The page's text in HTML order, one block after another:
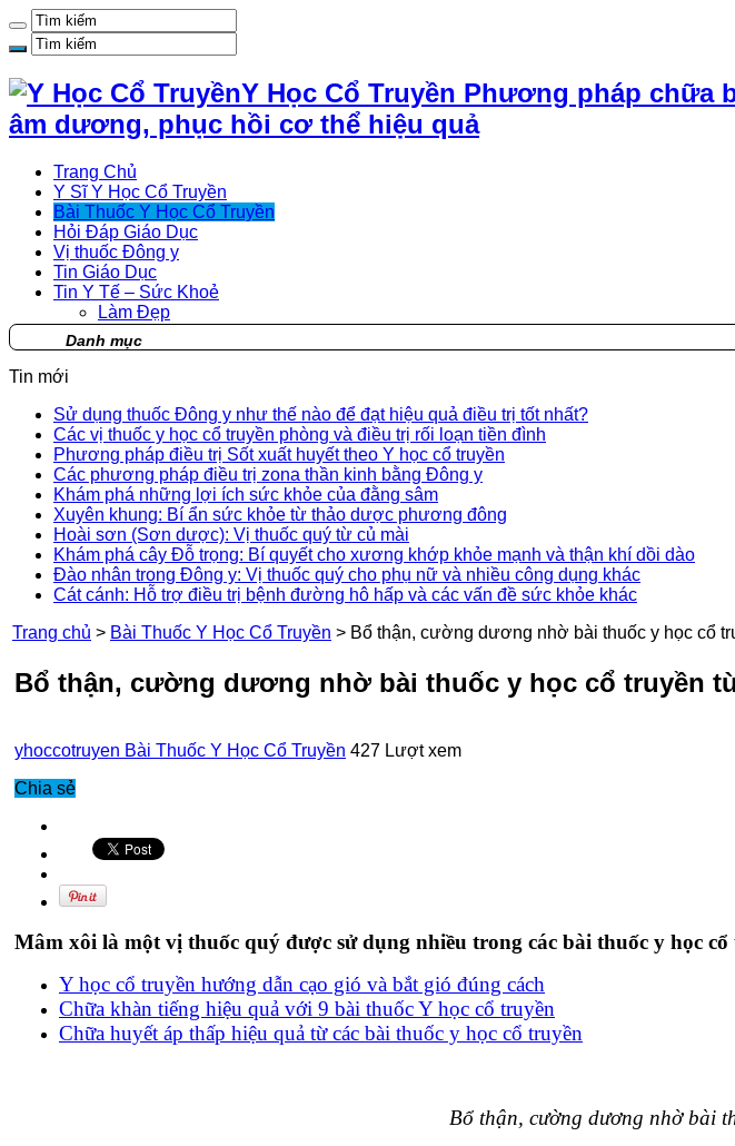
Y Học Cổ Truyền Phương pháp chữa
âm dương, phục hồi cơ thể hiệu quả
Trang Chủ
Y Sĩ Y Học Cổ Truyền
Bài Thuốc Y Học Cổ Truyền
Hỏi Đáp Giáo Dục
Vị thuốc Đông y
Tin Giáo Dục
Tin Y Tế – Sức Khoẻ
Làm Đẹp
Danh mục
Tin mới
Sử dụng thuốc Đông y như thế nào để đạt hiệu quả điều trị tốt nhất?
Các vị thuốc y học cổ truyền phòng và điều trị rối loạn tiền đình
Phương pháp điều trị Sốt xuất huyết theo Y học cổ truyền
Các phương pháp điều trị zona thần kinh bằng Đông y
Khám phá những lợi ích sức khỏe của đằng sâm
Xuyên khung: Bí ẩn sức khỏe từ thảo dược phương đông
Hoài sơn (Sơn dược): Vị thuốc quý từ củ mài
Khám phá cây Đỗ trọng: Bí quyết cho xương khớp khỏe mạnh và thận khí dồi dào
Đào nhân trong Đông y: Vị thuốc quý cho phụ nữ và nhiều công dụng khác
Cát cánh: Hỗ trợ điều trị bệnh đường hô hấp và các vấn đề sức khỏe khác
Trang chủ > Bài Thuốc Y Học Cổ Truyền > Bổ thận, cường dương nhờ bài thuốc y học cổ
Bổ thận, cường dương nhờ bài thuốc y học cổ truyền
yhoccotruyen Bài Thuốc Y Học Cổ Truyền 427 Lượt xem
Chia sẻ
Mâm xôi là một vị thuốc quý được sử dụng nhiều trong các bài thuốc y học
Y học cổ truyền hướng dẫn cạo gió và bắt gió đúng cách
Chữa khàn tiếng hiệu quả với 9 bài thuốc Y học cổ truyền
Chữa huyết áp thấp hiệu quả từ các bài thuốc y học cổ truyền
Bổ thận, cường dương nhờ bài